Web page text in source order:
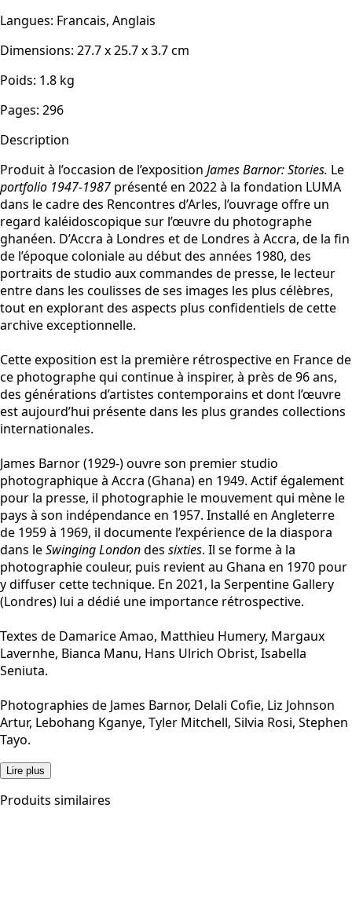
Langues: Francais, Anglais
Dimensions: 27.7 x 25.7 x 3.7cm
Poids: 1.8 kg
Pages: 296
Description
Produit à l’occasion de l’exposition James Barnor: Stories. Le
portfolio 1947-1987 présenté en 2022 à la fondation LUMA
dans le cadre des Rencontres d’Arles, l’ouvrage offre un
regard kaléidoscopique sur l’œuvre du photographe
ghanéen. D’Accra à Londres et de Londres à Accra, de la fin
de l’époque coloniale au début des années 1980, des
portraits de studio aux commandes de presse, le lecteur
entre dans les coulisses de ses images les plus célèbres,
tout en explorant des aspects plus confidentiels de cette
archive exceptionnelle.
Cette exposition est la première rétrospective en France de
ce photographe qui continue à inspirer, à près de 96 ans,
des générations d’artistes contemporains et dont l’œuvre
est aujourd’hui présente dans les plus grandes collections
internationales.
James Barnor (1929-) ouvre son premier studio
photographique à Accra (Ghana) en 1949. Actif également
pour la presse, il photographie le mouvement qui mène le
pays à son indépendance en 1957. Installé en Angleterre
de 1959 à 1969, il documente l’expérience de la diaspora
dans leSwinging Londondes sixties. Il se forme à la
photographie couleur, puis revient au Ghana en 1970 pour
y diffuser cette technique. En 2021, la Serpentine Gallery
(Londres) lui a dédié une importance rétrospective.
Textes de Damarice Amao, Matthieu Humery, Margaux
Lavernhe, Bianca Manu, Hans Ulrich Obrist, Isabella
Seniuta.
Photographies de James Barnor, Delali Cofie, Liz Johnson
Artur, Lebohang Kganye, Tyler Mitchell, Silvia Rosi, Stephen
Tayo.
Lire plus
Produits similaires